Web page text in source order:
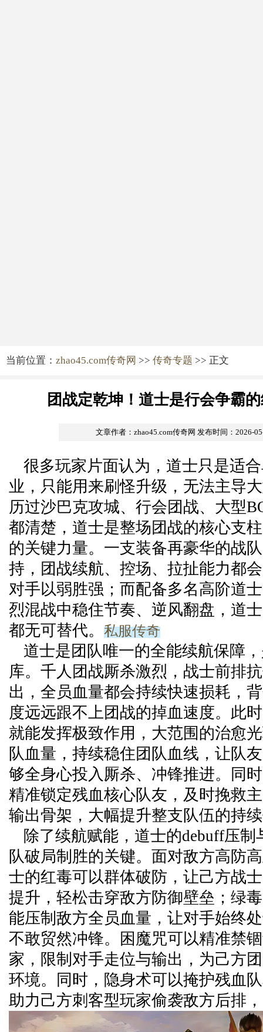
当前位置： zhao45.com传奇网 >> 传奇专题 >> 正文
团战定乾坤！道士是行会争霸
文章作者：zhao45.com传奇网 发布时间：2026-
很多玩家片面认为，道士只是适
业，只能用来刷怪升级，无法主导
历过沙巴克攻城、行会团战、大型
都清楚，道士是整场团战的核心支
的关键力量。一支装备再豪华的战
持，团战续航、控场、拉扯能力都
对手以弱胜强；而配备多名高阶道
烈混战中稳住节奏、逆风翻盘，道
都无可替代。 私服传奇
道士是团队唯一的全能续航保障
库。千人团战厮杀激烈，战士前排
出，全员血量都会持续快速损耗，
度远远跟不上团战的掉血速度。此
就能发挥极致作用，大范围的治愈
队血量，持续稳住团队血线，让队
够全身心投入厮杀、冲锋推进。同
精准锁定残血核心队友，及时挽救
输出骨架，大幅提升整支队伍的持
除了续航赋能，道士的debuff压
队破局制胜的关键。面对敌方高防
士的红毒可以群体破防，让己方战
提升，轻松击穿敌方防御壁垒；绿
能压制敌方全员血量，让对手始终
不敢贸然冲锋。困魔咒可以精准禁
家，限制对手走位与输出，为己方
环境。同时，隐身术可以掩护残血
助力己方刺客型玩家偷袭敌方后排